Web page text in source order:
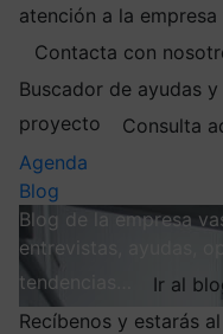
atención a la empresa
Contacta con
Buscador de ayudas
proyecto
Consulta
Agenda
Blog
Blog de la empresa
entrevistas, ayudas,
tendencias…
Ir al
Recíbenos y estarás